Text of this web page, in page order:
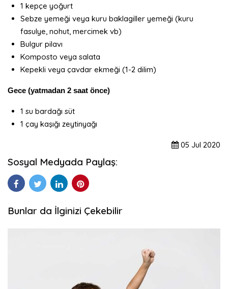
1 kepçe yoğurt
Sebze yemeği veya kuru baklagiller yemeği (kuru
fasulye, nohut, mercimek vb)
Bulgur pilavı
Komposto veya salata
Kepekli veya çavdar ekmeği (1-2 dilim)
Gece (yatmadan 2 saat önce)
1 su bardağı süt
1 çay kaşığı zeytinyağı
05 Jul 2020
Sosyal Medyada Paylaş:
Bunlar da İlginizi Çekebilir